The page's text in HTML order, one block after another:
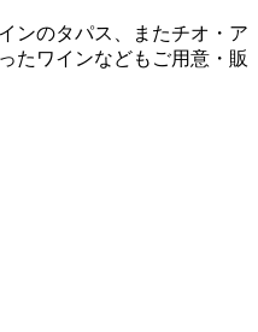
ンのタパス、またチオ・ア
たワインなどもご用意・販